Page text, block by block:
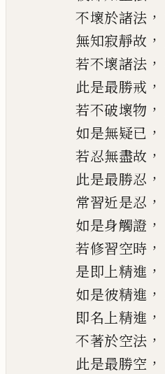
不壞於諸法 ，
無知寂靜故 ，
若不壞諸法 ，
此是最勝戒 ，
若不破壞物 ，
如是無疑已 ，
若忍無盡故 ，
此是最勝忍 ，
常習近是忍 ，
如是身觸證 ，
若修習空時 ，
是即上精進 ，
如是彼精進 ，
即名上精進 ，
不著於空法 ，
此是最勝空 ，